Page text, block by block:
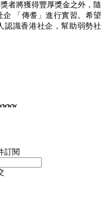
者將獲得豐厚獎金之外，隨
企 「傳耆」進行實習。希望
認識香港社企，幫助弱勢社
訂閱